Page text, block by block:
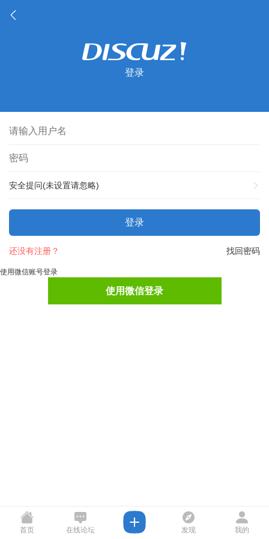
登录
安全提问(未设置请忽略)
登录
找回密码
还没有注册？
使用微信账号登录
使用微信登录
首页 在线论坛 发现 我的